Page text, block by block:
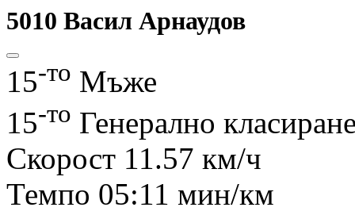
5010 Васил Арнаудов
15-то Мъже
15-то Генерално
Скорост 11.57 км/ч
Темпо 05:11 мин/км